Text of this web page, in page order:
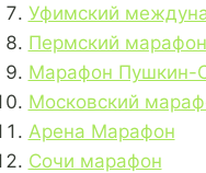
Уфимский
Пермский марафон
Марафон Пушкин-
Московский
Арена Марафон
Сочи марафон